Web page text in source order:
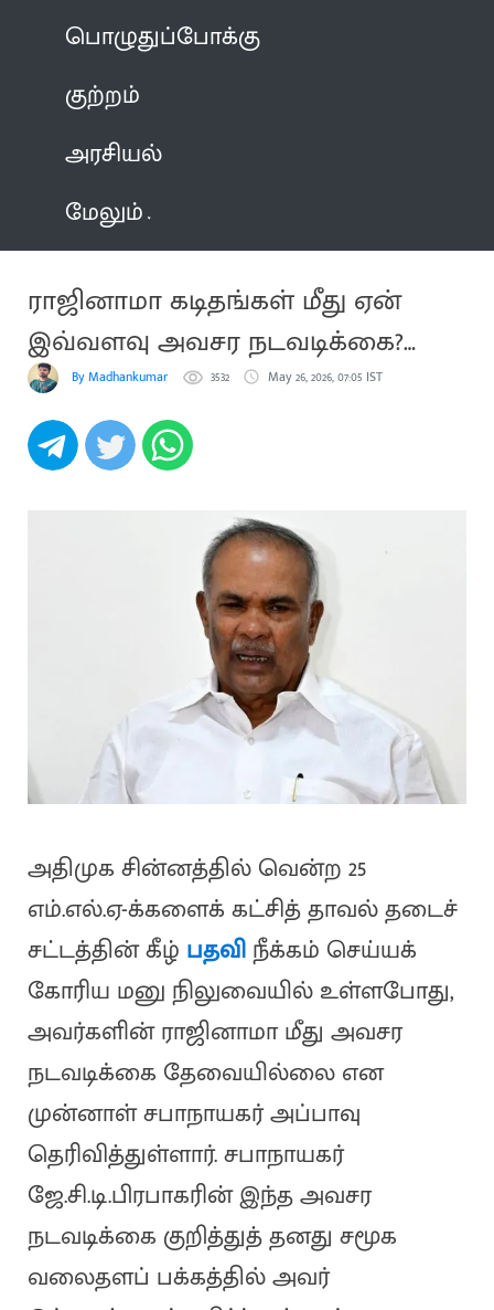
பொழுதுப்போக்கு
குற்றம்
அரசியல்
மேலும்
ராஜினாமா கடிதங்கள் மீது ஏன்
இவ்வளவு அவசர நடவடிக்கை?
அப்பாவு
By Madhankumar 3532 May 26, 2026, 07:05 IST
அதிமுக சின்னத்தில் வென்ற 25
எம்.எல்.ஏ-க்களைக் கட்சித் தாவல் தடைச்
சட்டத்தின் கீழ் பதவிநீக்கம் செய்யக்
கோரிய மனு நிலுவையில் உள்ளபோது,
அவர்களின் ராஜினாமா மீது அவசர
நடவடிக்கை தேவையில்லை என
முன்னாள் சபாநாயகர் அப்பாவு
தெரிவித்துள்ளார். சபாநாயகர்
ஜே.சி.டி.பிரபாகரின் இந்த அவசர
நடவடிக்கை குறித்துத் தனது சமூக
வலைதளப் பக்கத்தில் அவர்